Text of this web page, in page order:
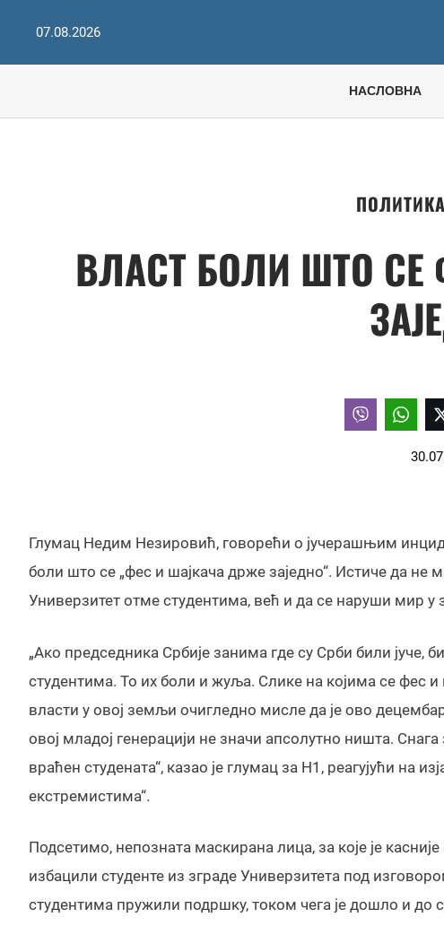
07.08.2026
НАСЛОВНА
ПОЛИТИКА
ВЛАСТ БОЛИ ШТО
Глумац Недим Незировић, говорећи о јучерашњим
боли што се „фес и шајкача држе заједно“. Истиче да не
Универзитет отме студентима, већ и да се наруши мир у
„Ако председника Србије занима где су Срби били јуче,
студентима. То их боли и жуља. Слике на којима се фес
власти у овој земљи очигледно мисле да је ово
овој младој генерацији не значи апсолутно ништа.
враћен студената“, казао је глумац за Н1, реагујући на
екстремистима“.
Подсетимо, непозната маскирана лица, за које је
избацили студенте из зграде Универзитета под
студентима пружили подршку, током чега је дошло и до